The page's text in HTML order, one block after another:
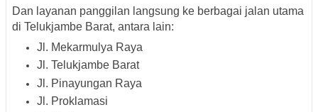
Dan layanan panggilan langsung ke berbagai jalan utama
di Telukjambe Barat, antara lain:
Jl. Mekarmulya Raya
Jl. Telukjambe Barat
Jl. Pinayungan Raya
Jl. Proklamasi